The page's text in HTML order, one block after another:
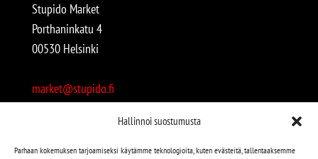
Hallinnoi suostumusta
Parhaan kokemuksen tarjoamiseksi käytämme teknologioita, kuten evästeitä, tallentaaksemme
Stupido Market
Porthaninkatu 4
00530 Helsinki
market@stupido.fi
Avoinna: